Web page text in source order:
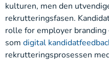
kulturen, men den
rekrutteringsfasen.
rolle for employer
som digital
rekrutterings­prosessen